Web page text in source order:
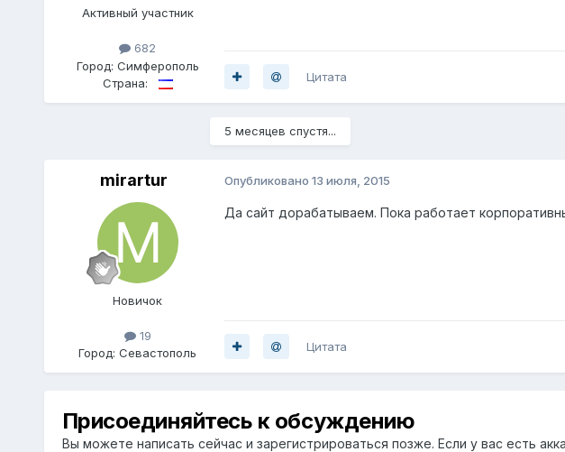
Активный участник
682
Город: Симферополь
Страна:
Цитата
5 месяцев спустя...
mirartur
Новичок
19
Город:Севастополь
Опубликовано 13 июля, 2015
Да сайт дорабатываем. Пока работает
Цитата
Присоединяйтесь к обсуждению
Вы можете написать сейчас и зарегистрироваться позже. Если у вас есть